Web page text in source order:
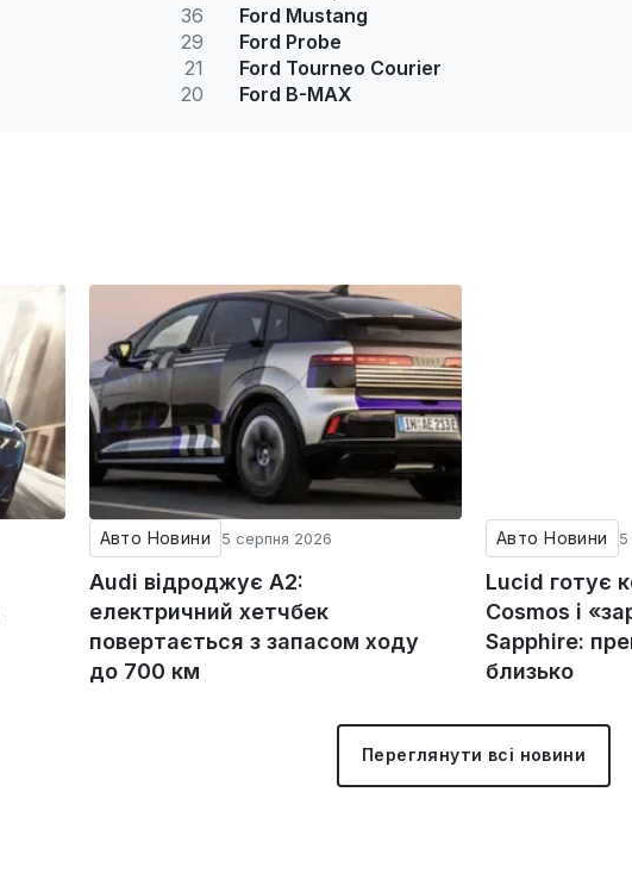
36
29
21
20
Ford Mustang
Ford Probe
Ford Tourneo Courier
Ford B-MAX
Авто Новини 5 серпня 2026
Audi відроджує A2:
електричний хетчбек
повертається з запасом ходу
до 700 км
Авто Новини 5
Lucid готує
Cosmos і
Sapphire:
близько
Переглянути всі новини